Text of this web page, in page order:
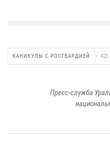
КАНИКУЛЫ С РОСГВАРДИЕЙ 423
Пресс-служба